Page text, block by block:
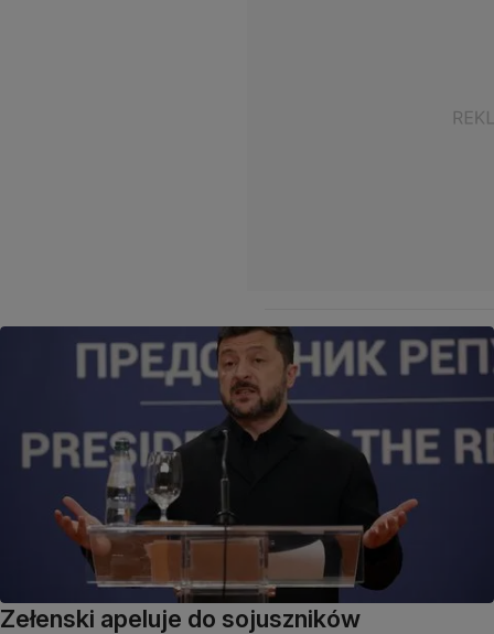
Zełenski apeluje do sojuszników